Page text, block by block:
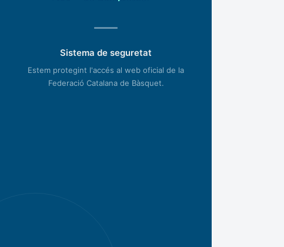
Sistema de seguretat
Estem protegint l'accés al web oficial de la
Federació Catalana de Bàsquet.